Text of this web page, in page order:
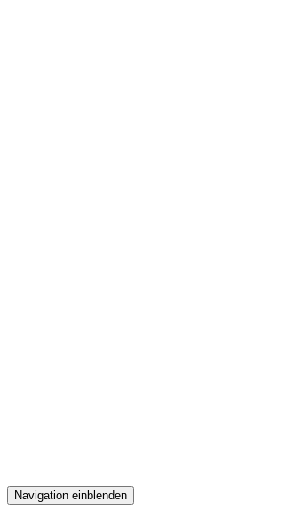
Navigation einblenden